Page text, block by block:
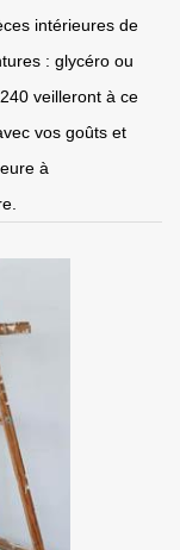
intérieures de
: glycéro ou
veilleront à ce
vos goûts et
à